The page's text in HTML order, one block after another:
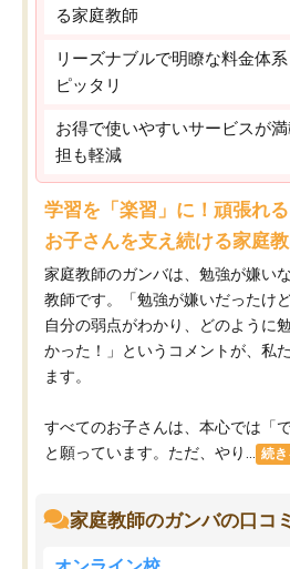
る家庭教師
リーズナブルで明瞭な料金体
ピッタリ
お得で使いやすいサービスが
担も軽減
学習を「楽習」に！頑張れる
お子さんを支え続ける家庭
家庭教師のガンバは、勉強が嫌い
教師です。「勉強が嫌いだったけ
自分の弱点がわかり、どのように
かった！」というコメントが、私
ます。
すべてのお子さんは、本心では「
と願っています。ただ、やり...
続
家庭教師のガンバの口コ